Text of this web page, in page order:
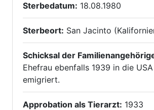
Sterbedatum: 18.08.1980
Sterbeort: San Jacinto
Schicksal der
Ehefrau ebenfalls 1939 in die USA
emigriert.
Approbation als Tierarzt: 1933